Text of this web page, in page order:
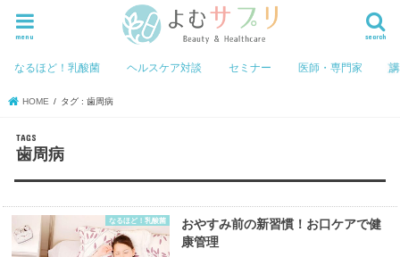
search
menu
なるほど！乳酸菌 ヘルスケア対談 セミナー 医師・専門家
HOME タグ : 歯周病
歯周病
なるほど！乳酸菌
おやすみ前の新習慣！お口ケアで健
康管理